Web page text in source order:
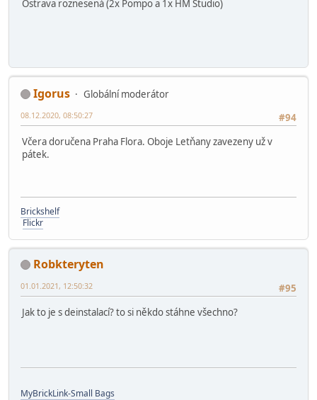
Ostrava roznesená (2x Pompo a 1x HM Studio)
Igorus
Globální moderátor
#94
08.12.2020, 08:50:27
Včera doručena Praha Flora. Oboje Letňany zavezeny už v
pátek.
Brickshelf
Flickr
Robkteryten
#95
01.01.2021, 12:50:32
Jak to je s deinstalací? to si někdo stáhne všechno?
MyBrickLink-Small Bags